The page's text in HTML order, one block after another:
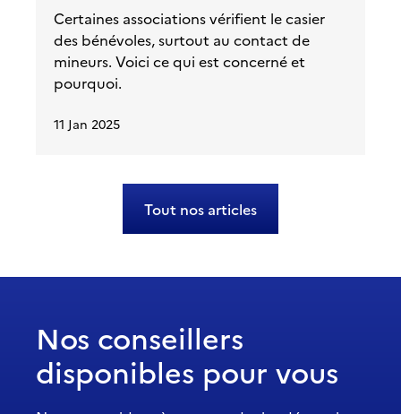
Certaines associations vérifient le casier
des bénévoles, surtout au contact de
mineurs. Voici ce qui est concerné et
pourquoi.
11 Jan 2025
Tout nos articles
Nos conseillers
disponibles pour vous